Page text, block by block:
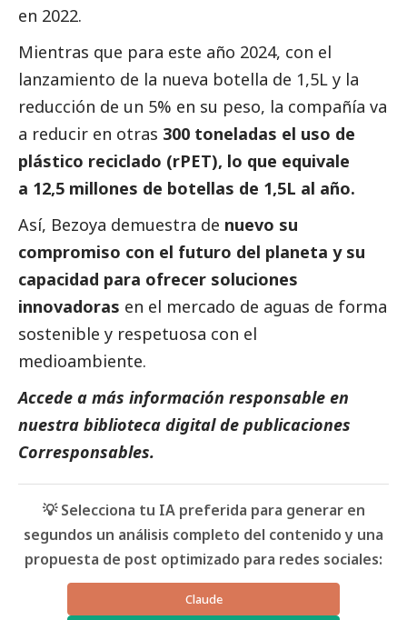
en 2022.
Mientras que para este año 2024, con el
lanzamiento de la nueva botella de 1,5L y la
reducción de un 5% en su peso, la compañía va
a reducir en otras 300 toneladas el uso de
plástico reciclado (rPET), lo que equivale
a 12,5 millones de botellas de 1,5L al año.
Así, Bezoya demuestra de nuevo su
compromiso con el futuro del planeta y su
capacidad para ofrecer soluciones
innovadoras en el mercado de aguas de forma
sostenible y respetuosa con el
medioambiente.
Accede a más información responsable en
nuestra biblioteca digital de publicaciones
Corresponsables.
💡 Selecciona tu IA preferida para generar en
segundos un análisis completo del contenido y una
propuesta de post optimizado para redes sociales:
Claude